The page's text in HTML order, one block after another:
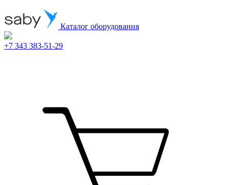
Каталог оборудования
+7 343 383-51-29